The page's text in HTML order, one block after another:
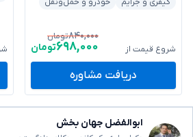
کیفری و جرایم
خودرو و حمل‌ونقل
شروع قیمت از
۸۴۰,۰۰۰تومان
۶۹۸,۰۰۰تومان
دریافت مشاوره
ابوالفضل جهان بخش